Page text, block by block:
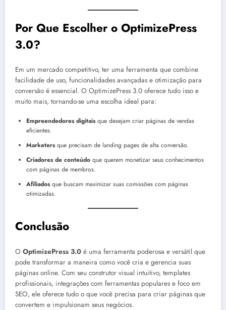
Por Que Escolher o OptimizePress
3.0?
Em um mercado competitivo, ter uma ferramenta que combine
facilidade de uso, funcionalidades avançadas e otimização para
conversão é essencial. O OptimizePress 3.0 oferece tudo isso e
muito mais, tornando-se uma escolha ideal para:
Empreendedores digitaisque desejam criar páginas de vendas
eficientes.
Marketersque precisam de landing pages de alta conversão.
Criadores de conteúdo que querem monetizar seus conhecimentos
com páginas de membros.
Afiliadosque buscam maximizar suas comissões com páginas
otimizadas.
Conclusão
O OptimizePress 3.0 é uma ferramenta poderosa e versátil que
pode transformar a maneira como você cria e gerencia suas
páginas online. Com seu construtor visual intuitivo, templates
profissionais, integrações com ferramentas populares e foco em
SEO, ele oferece tudo o que você precisa para criar páginas que
convertem e impulsionam seus negócios.